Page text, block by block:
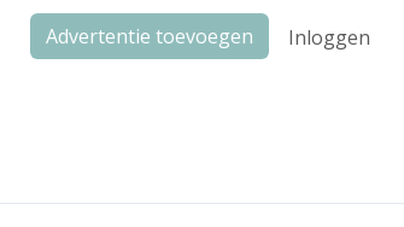
Advertentie toevoegen Inloggen